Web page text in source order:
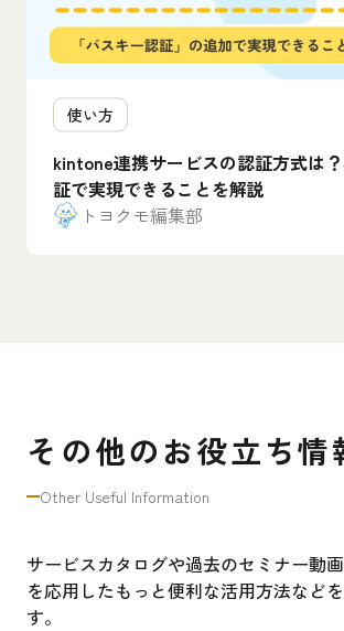
使い方
kintone連携サービスの認証方式は
証で実現できることを解説
トヨクモ編集部
その他のお役立ち情
Other Useful Information
サービスカタログや過去のセミナー動
を応用したもっと便利な活用方法など
す。